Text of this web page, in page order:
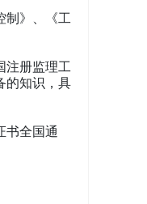
制》、《工
注册监理工
的知识，具
书全国通